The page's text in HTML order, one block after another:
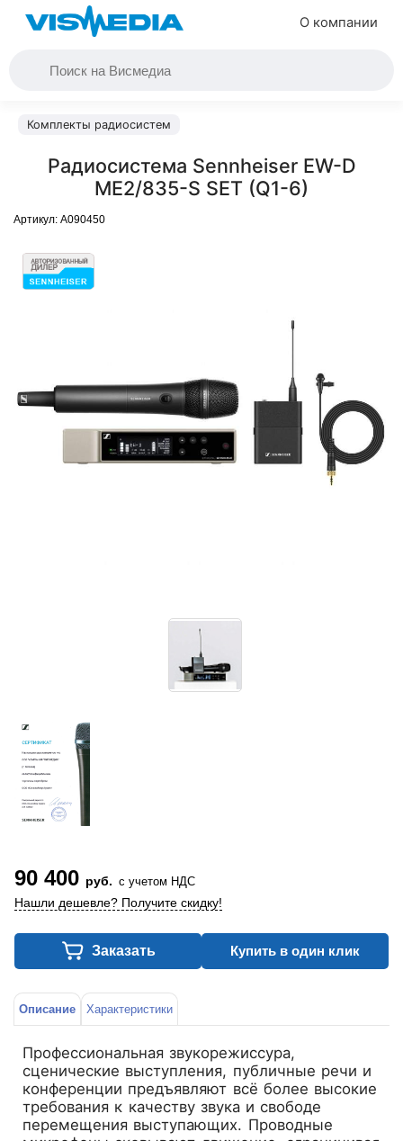
О компании
Комплекты радиосистем
Радиосистема Sennheiser EW-D
ME2/835-S SET (Q1-6)
Артикул: A090450
90 400 руб. с учетом НДС
Нашли дешевле? Получите скидку!
Заказать Купить в один клик
Описание Характеристики
Профессиональная звукорежиссура,
сценические выступления, публичные речи и
конференции предъявляют всё более высокие
требования к качеству звука и свободе
перемещения выступающих. Проводные